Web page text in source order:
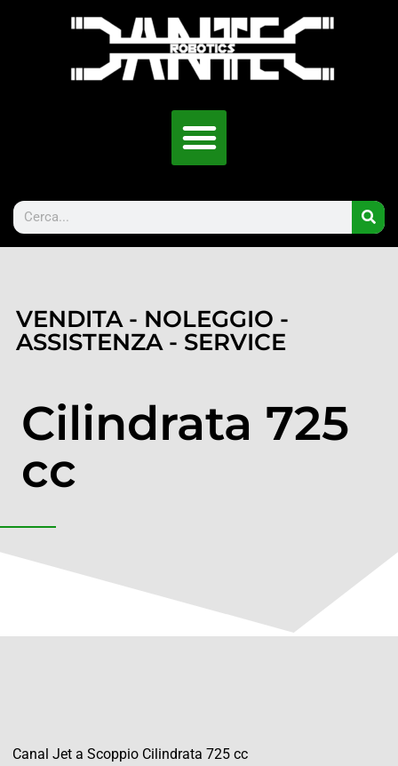
VENDITA - NOLEGGIO -
ASSISTENZA - SERVICE
Cilindrata 725
cc
Canal Jet a Scoppio Cilindrata 725 cc